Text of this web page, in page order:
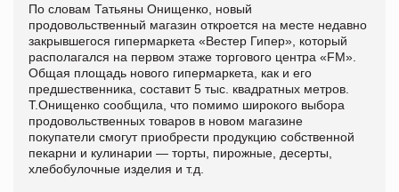
По словам Татьяны Онищенко, новый
продовольственный магазин откроется на месте недавно
закрывшегося гипермаркета «Вестер Гипер», который
располагался на первом этаже торгового центра «FM».
Общая площадь нового гипермаркета, как и его
предшественника, составит 5 тыс. квадратных метров.
Т.Онищенко сообщила, что помимо широкого выбора
продовольственных товаров в новом магазине
покупатели смогут приобрести продукцию собственной
пекарни и кулинарии — торты, пирожные, десерты,
хлебобулочные изделия и т.д.